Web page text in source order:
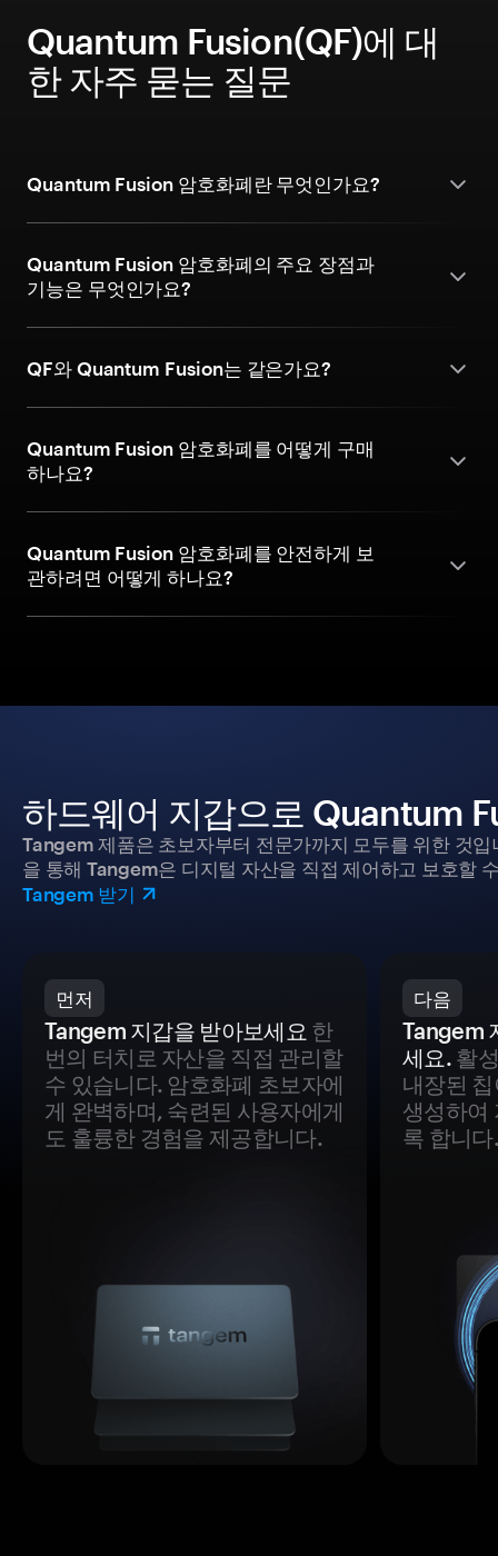
Quantum Fusion(QF)에 대
한 자주 묻는 질문
Quantum Fusion 암호화폐란 무엇인가요?
Quantum Fusion 암호화폐의 주요 장점과
기능은 무엇인가요?
QF와 Quantum Fusion는 같은가요?
Quantum Fusion 암호화폐를 어떻게 구매
하나요?
Quantum Fusion 암호화폐를 안전하게 보
관하려면 어떻게 하나요?
하드웨어 지갑으로 Quantum
Tangem 제품은 초보자부터 전문가까지 모두를 위한 것
을 통해 Tangem은 디지털 자산을 직접 제어하고 보호할
Tangem 받기
먼저
Tangem 지갑을 받아보세요 한
번의 터치로 자산을 직접 관리할
수 있습니다. 암호화폐 초보자에
게 완벽하며, 숙련된 사용자에게
도 훌륭한 경험을 제공합니다.
다음
Tangem
세요.활
내장된
생성하여
록 합니다.